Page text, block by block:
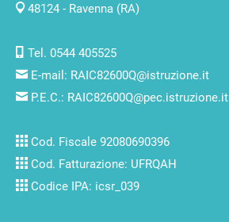
48124 - Ravenna (RA)
Tel. 0544 405525
E-mail: RAIC82600Q@istruzione.it
P.E.C.: RAIC82600Q@pec.istruzione.it
Cod. Fiscale 92080690396
Cod. Fatturazione: UFRQAH
Codice IPA: icsr_039